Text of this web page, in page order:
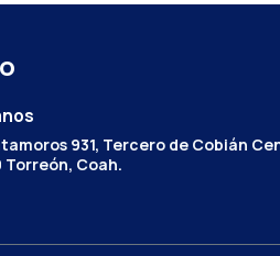
931, Tercero de Cobián
Torreón, Coah.